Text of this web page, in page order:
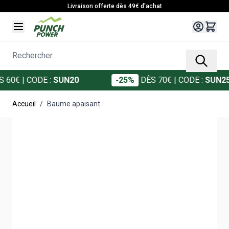
Livraison offerte dès 49€ d'achat
Rechercher...
| CODE :SUN20 -25% DÈS 70€ | CODE :SUN25
Accueil / Baume apaisant